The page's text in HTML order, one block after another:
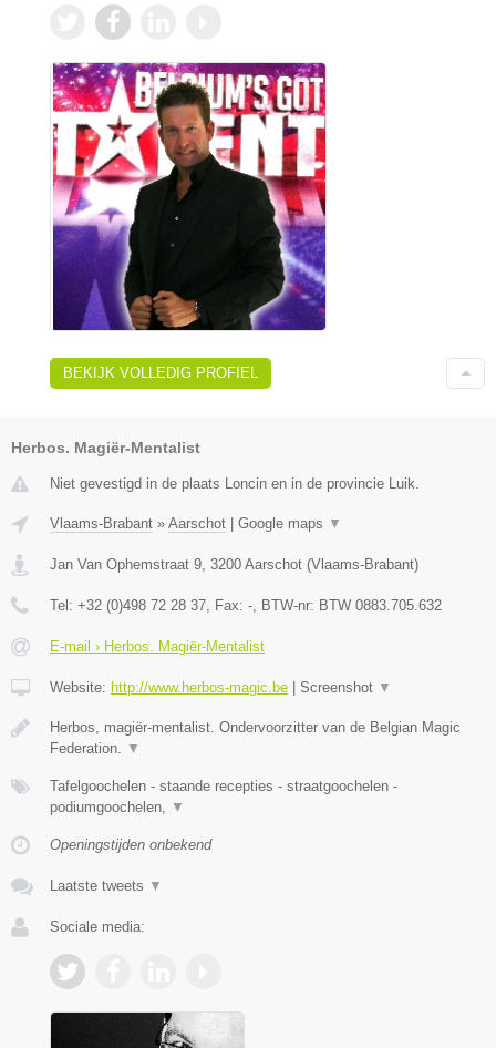
BEKIJK VOLLEDIG PROFIEL
Herbos. Magiër-Mentalist
Niet gevestigd in de plaats Loncin en in de provincie Luik.
Vlaams-Brabant » Aarschot Google maps ▼
Jan Van Ophemstraat 9, 3200 Aarschot (Vlaams-Brabant)
Tel: +32 (0)498 72 28 37, Fax: -, BTW-nr: BTW 0883.705.632
E-mail › Herbos. Magiër-Mentalist
Website: http://www.herbos-magic.be Screenshot ▼
Herbos, magiër-mentalist. Ondervoorzitter van de Belgian Magic
Federation. ▼
Tafelgoochelen - staande recepties - straatgoochelen -
podiumgoochelen, ▼
Openingstijden onbekend
Laatste tweets ▼
Sociale media: